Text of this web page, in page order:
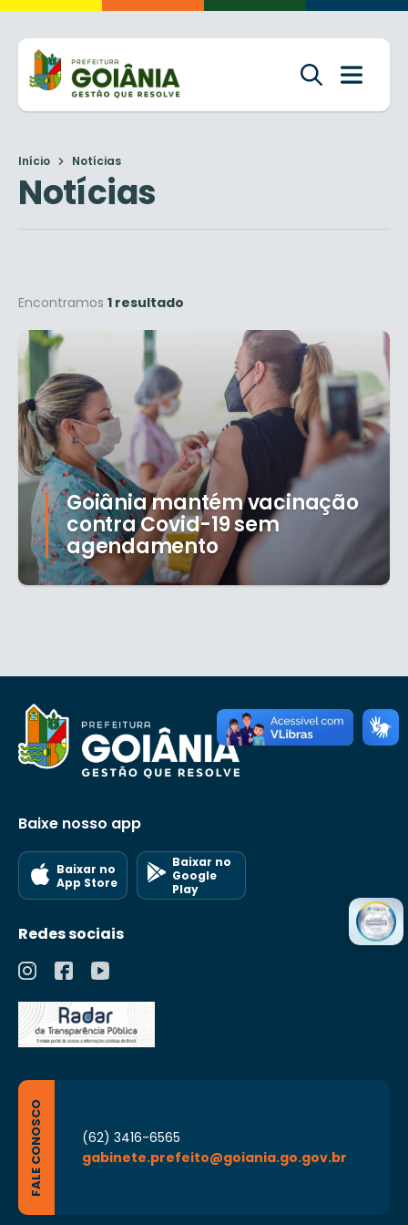
Início Notícias
Notícias
Encontramos 1 resultado
Goiânia mantém vacinação
contra Covid-19 sem
agendamento
Baixe nosso app
Baixar no
App Store
Baixar no
Google
Play
Redes sociais
FALE CONOSCO
(62) 3416-6565
gabinete.prefeito@goiania.go.gov.br